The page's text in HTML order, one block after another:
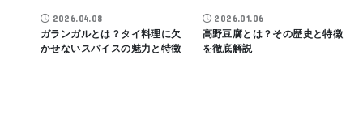
2026.04.08
ガランガルとは？タイ料理に欠
かせないスパイスの魅力と特徴
2026.01.06
高野豆腐とは？その歴史と特徴
を徹底解説